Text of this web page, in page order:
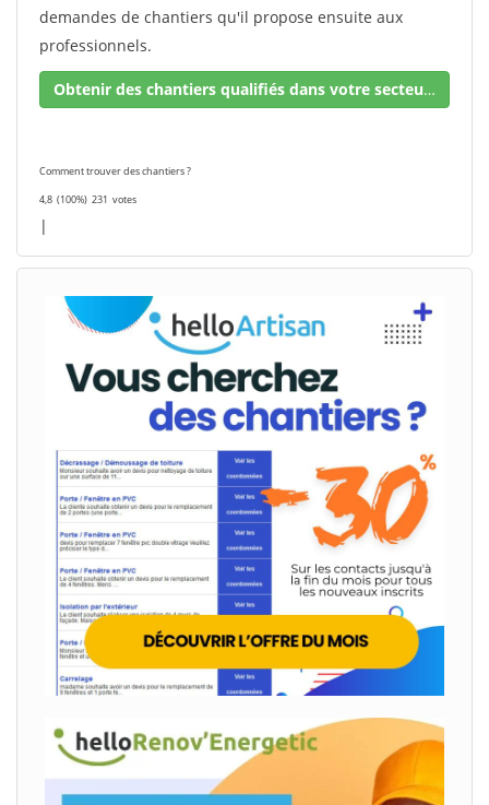
demandes de chantiers qu'il propose ensuite aux
professionnels.
Obtenir des chantiers qualifiés dans votre secteur !
Comment trouver des chantiers ?
4,8 (100%) 231 votes
|